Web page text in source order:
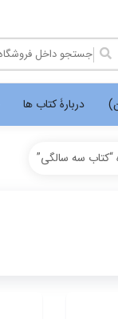
دربارۀ کتاب ها
سه سالگی”